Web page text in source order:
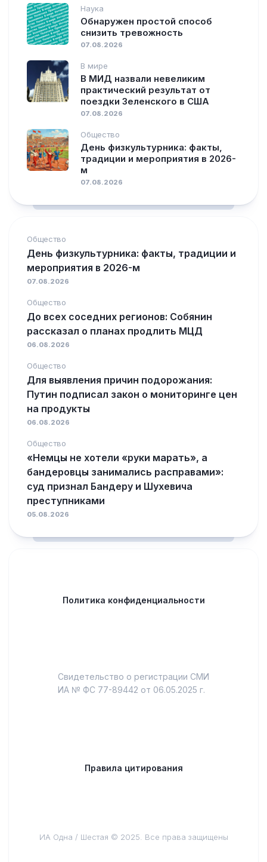
Наука
Обнаружен простой способ
снизить тревожность
07.08.2026
В мире
В МИД назвали невеликим
практический результат от
поездки Зеленского в США
07.08.2026
Общество
День физкультурника: факты,
традиции и мероприятия в 2026-
м
07.08.2026
Общество
День физкультурника: факты, традиции и
мероприятия в 2026-м
07.08.2026
Общество
До всех соседних регионов: Собянин
рассказал о планах продлить МЦД
06.08.2026
Общество
Для выявления причин подорожания:
Путин подписал закон о мониторинге цен
на продукты
06.08.2026
Общество
«Немцы не хотели «руки марать», а
бандеровцы занимались расправами»:
суд признал Бандеру и Шухевича
преступниками
05.08.2026
Политика конфиденциальности
Свидетельство о регистрации СМИ
ИА № ФС 77-89442 от 06.05.2025 г.
Правила цитирования
ИА Одна / Шестая © 2025. Все права защищены